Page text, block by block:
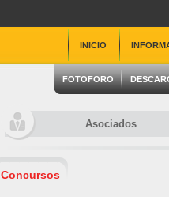
INICIO
FOTOFORO
Asociados
Concursos